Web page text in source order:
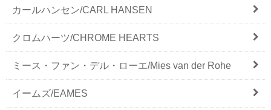
カールハンセン/CARL HANSEN
クロムハーツ/CHROME HEARTS
ミース・ファン・デル・ローエ/Mies van der Rohe
イームズ/EAMES